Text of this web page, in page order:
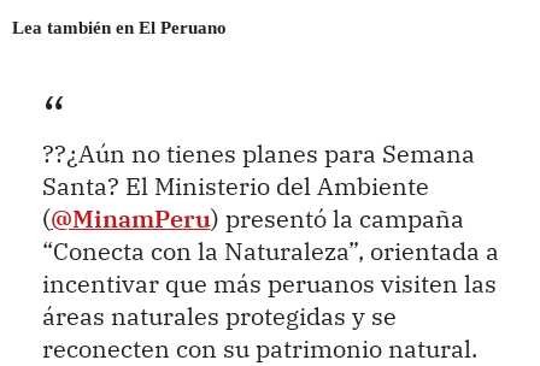
Lea también en El Peruano
??¿Aún no tienes planes para Semana
Santa? El Ministerio del Ambiente
(@MinamPeru) presentó la campaña
“Conecta con la Naturaleza”, orientada a
incentivar que más peruanos visiten las
áreas naturales protegidas y se
reconecten con su patrimonio natural.